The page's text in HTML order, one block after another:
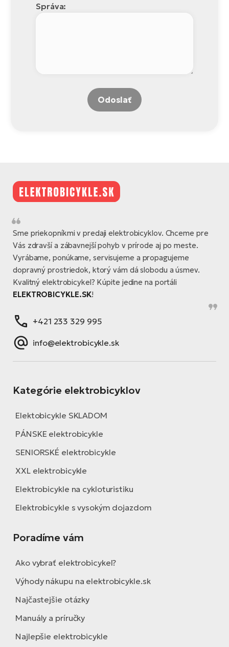
Správa:
Odoslať
Sme priekopníkmi v predaji elektrobicyklov. Chceme pre
Vás zdravší a zábavnejší pohyb v prírode aj po meste.
Vyrábame, ponúkame, servisujeme a propagujeme
dopravný prostriedok, ktorý vám dá slobodu a úsmev.
Kvalitný elektrobicykel? Kúpite jedine na portáli
ELEKTROBICYKLE.SK!
+421 233 329 995
info@elektrobicykle.sk
Kategórie elektrobicyklov
Elektobicykle SKLADOM
PÁNSKE elektrobicykle
SENIORSKÉ elektrobicykle
XXL elektrobicykle
Elektrobicykle na cykloturistiku
Elektrobicykle s vysokým dojazdom
Poradíme vám
Ako vybrať elektrobicykel?
Výhody nákupu na elektrobicykle.sk
Najčastejšie otázky
Manuály a príručky
Najlepšie elektrobicykle